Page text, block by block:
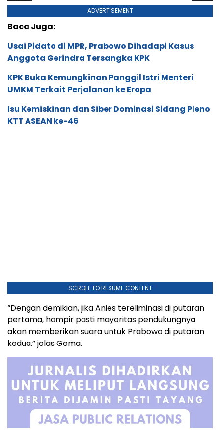
ADVERTISEMENT
Baca Juga:
Usai Pidato di MPR, Prabowo Dihadapi Kasus
Anggota Gerindra Tersangka KPK
KPK Buka Kemungkinan Panggil Istri Menteri
UMKM Terkait Perjalanan ke Eropa
Isu Kemiskinan dan Siber Dominasi Sidang Pleno
KTT ASEAN ke-46
SCROLL TO RESUME CONTENT
“Dengan demikian, jika Anies tereliminasi di putaran
pertama, hampir pasti mayoritas pendukungnya
akan memberikan suara untuk Prabowo di putaran
kedua.” jelas Gema.